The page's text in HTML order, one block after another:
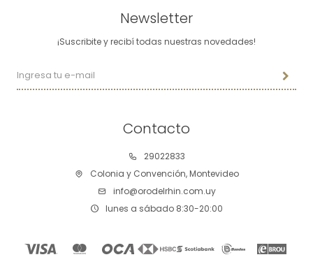
Contacto
29022833
Colonia y Convención, Montevideo
info@orodelrhin.com.uy
lunes a sábado 8:30-20:00
Newsletter
¡Suscribite y recibí todas nuestras novedades!